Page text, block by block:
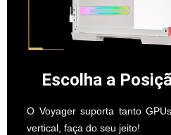
Escolha a
O Voyager suporta tanto
vertical, faça do seu jeito!